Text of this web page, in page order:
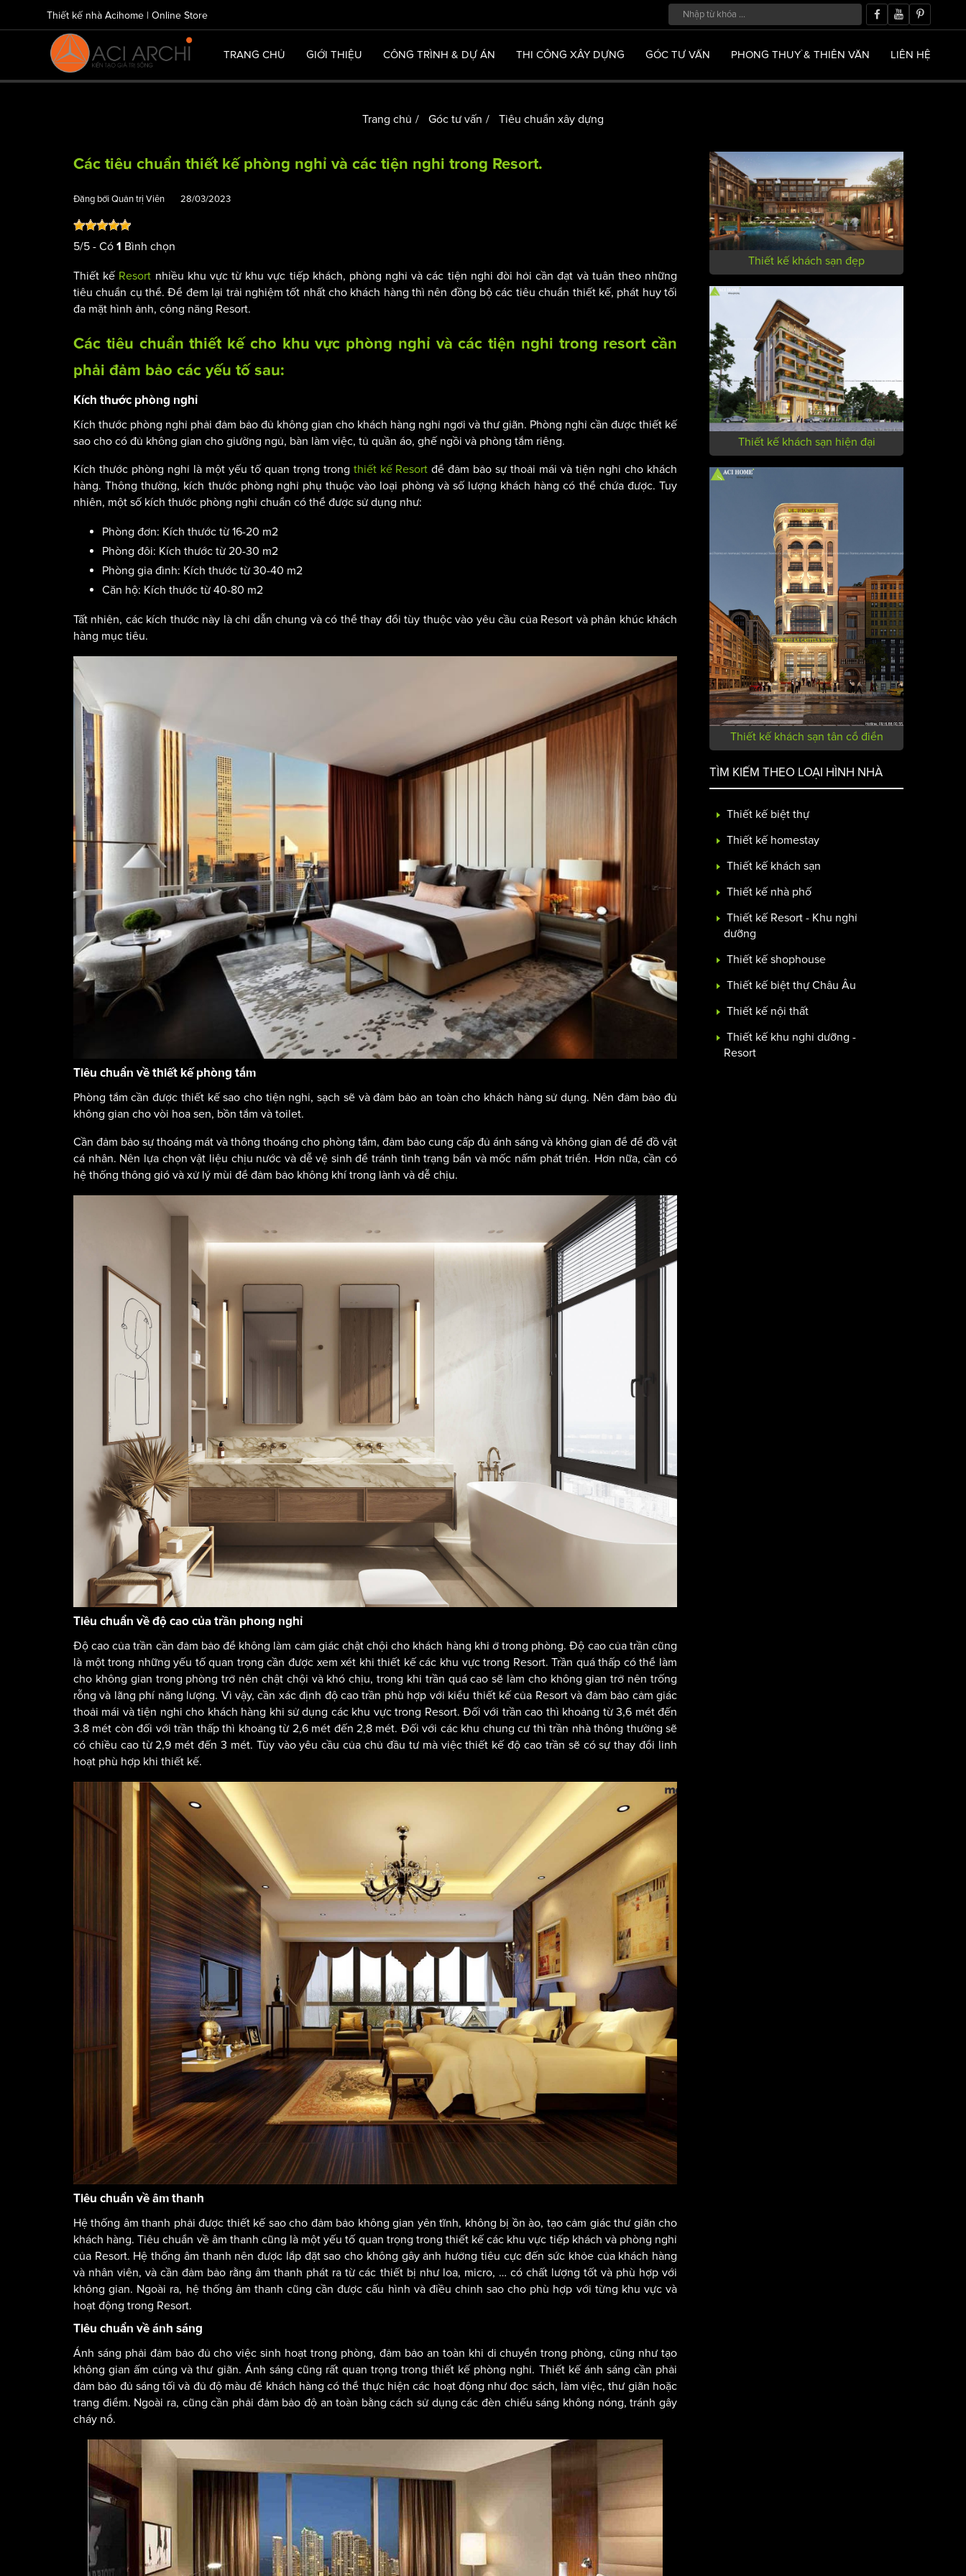
Thiết kế nhà Acihome | Online Store
TRANG CHỦ GIỚI THIỆU CÔNG TRÌNH & DỰ ÁN THI CÔNG XÂY DỰNG GÓC TƯ VẤN PHONG THUỶ & THIÊN VĂN LIÊN HỆ
Trang chủ Góc tư vấn Tiêu chuẩn xây dựng
Các tiêu chuẩn thiết kế phòng nghỉ và các tiện nghi trong Resort.
Đăng bởi Quản trị Viên 28/03/2023
5/5 - Có 1 Bình chọn
Thiết kế Resort nhiều khu vực từ khu vực tiếp khách, phòng nghỉ và các tiện nghi đòi hỏi cần đạt và tuân theo những
tiêu chuẩn cụ thể. Để đem lại trải nghiệm tốt nhất cho khách hàng thì nên đồng bộ các tiêu chuẩn thiết kế, phát huy tối
đa mặt hình ảnh, công năng Resort.
Các tiêu chuẩn thiết kế cho khu vực phòng nghỉ và các tiện nghi trong resort cần
phải đảm bảo các yếu tố sau:
Kích thước phòng nghỉ
Kích thước phòng nghỉ phải đảm bảo đủ không gian cho khách hàng nghỉ ngơi và thư giãn. Phòng nghỉ cần được thiết kế
sao cho có đủ không gian cho giường ngủ, bàn làm việc, tủ quần áo, ghế ngồi và phòng tắm riêng.
Kích thước phòng nghỉ là một yếu tố quan trọng trong thiết kế Resort để đảm bảo sự thoải mái và tiện nghi cho khách
hàng. Thông thường, kích thước phòng nghỉ phụ thuộc vào loại phòng và số lượng khách hàng có thể chứa được. Tuy
nhiên, một số kích thước phòng nghỉ chuẩn có thể được sử dụng như:
Phòng đơn: Kích thước từ 16-20 m2
Phòng đôi: Kích thước từ 20-30 m2
Phòng gia đình: Kích thước từ 30-40 m2
Căn hộ: Kích thước từ 40-80 m2
Tất nhiên, các kích thước này là chỉ dẫn chung và có thể thay đổi tùy thuộc vào yêu cầu của Resort và phân khúc khách
hàng mục tiêu.
Tiêu chuẩn về thiết kế phòng tắm
Phòng tắm cần được thiết kế sao cho tiện nghi, sạch sẽ và đảm bảo an toàn cho khách hàng sử dụng. Nên đảm bảo đủ
không gian cho vòi hoa sen, bồn tắm và toilet.
Cần đảm bảo sự thoáng mát và thông thoáng cho phòng tắm, đảm bảo cung cấp đủ ánh sáng và không gian để để đồ vật
cá nhân. Nên lựa chọn vật liệu chịu nước và dễ vệ sinh để tránh tình trạng bẩn và mốc nấm phát triển. Hơn nữa, cần có
hệ thống thông gió và xử lý mùi để đảm bảo không khí trong lành và dễ chịu.
Tiêu chuẩn về độ cao của trần phong nghỉ
Độ cao của trần cần đảm bảo để không làm cảm giác chật chội cho khách hàng khi ở trong phòng. Độ cao của trần cũng
là một trong những yếu tố quan trọng cần được xem xét khi thiết kế các khu vực trong Resort. Trần quá thấp có thể làm
cho không gian trong phòng trở nên chật chội và khó chịu, trong khi trần quá cao sẽ làm cho không gian trở nên trống
rỗng và lãng phí năng lượng. Vì vậy, cần xác định độ cao trần phù hợp với kiểu thiết kế của Resort và đảm bảo cảm giác
thoải mái và tiện nghi cho khách hàng khi sử dụng các khu vực trong Resort. Đối với trần cao thì khoảng từ 3,6 mét đến
3.8 mét còn đối với trần thấp thì khoảng từ 2,6 mét đến 2,8 mét. Đối với các khu chung cư thì trần nhà thông thường sẽ
có chiều cao từ 2,9 mét đến 3 mét. Tùy vào yêu cầu của chủ đầu tư mà việc thiết kế độ cao trần sẽ có sự thay đổi linh
hoạt phù hợp khi thiết kế.
Tiêu chuẩn về âm thanh
Hệ thống âm thanh phải được thiết kế sao cho đảm bảo không gian yên tĩnh, không bị ồn ào, tạo cảm giác thư giãn cho
khách hàng. Tiêu chuẩn về âm thanh cũng là một yếu tố quan trọng trong thiết kế các khu vực tiếp khách và phòng nghỉ
của Resort. Hệ thống âm thanh nên được lắp đặt sao cho không gây ảnh hưởng tiêu cực đến sức khỏe của khách hàng
và nhân viên, và cần đảm bảo rằng âm thanh phát ra từ các thiết bị như loa, micro, … có chất lượng tốt và phù hợp với
không gian. Ngoài ra, hệ thống âm thanh cũng cần được cấu hình và điều chỉnh sao cho phù hợp với từng khu vực và
hoạt động trong Resort.
Tiêu chuẩn về ánh sáng
Ánh sáng phải đảm bảo đủ cho việc sinh hoạt trong phòng, đảm bảo an toàn khi di chuyển trong phòng, cũng như tạo
không gian ấm cúng và thư giãn. Ánh sáng cũng rất quan trọng trong thiết kế phòng nghỉ. Thiết kế ánh sáng cần phải
đảm bảo đủ sáng tối và đủ độ màu để khách hàng có thể thực hiện các hoạt động như đọc sách, làm việc, thư giãn hoặc
trang điểm. Ngoài ra, cũng cần phải đảm bảo độ an toàn bằng cách sử dụng các đèn chiếu sáng không nóng, tránh gây
cháy nổ.
Thiết kế khách sạn đẹp
Thiết kế khách sạn hiện đại
Thiết kế khách sạn tân cổ điển
TÌM KIẾM THEO LOẠI HÌNH NHÀ
Thiết kế biệt thự
Thiết kế homestay
Thiết kế khách sạn
Thiết kế nhà phố
Thiết kế Resort - Khu nghỉ
dưỡng
Thiết kế shophouse
Thiết kế biệt thự Châu Âu
Thiết kế nội thất
Thiết kế khu nghỉ dưỡng -
Resort